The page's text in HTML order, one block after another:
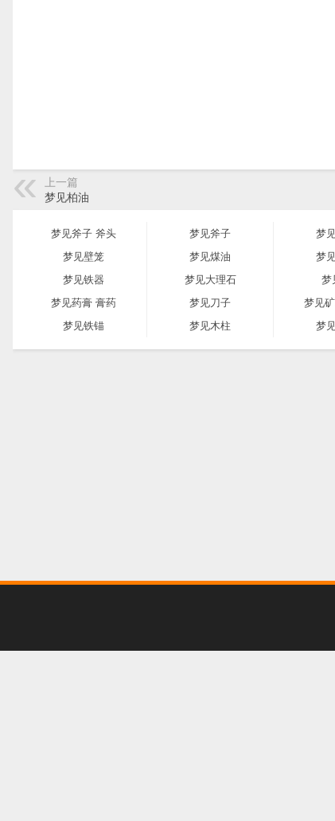
上一篇
梦见柏油
梦见斧子 斧头 梦见斧子 梦
梦见壁笼
梦见煤油 梦
梦见铁器
梦见大理石 梦
梦见药膏 膏药
梦见刀子 梦见
梦见铁锚
梦见木柱 梦